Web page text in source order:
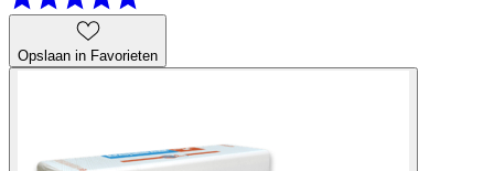
Opslaan in Favorieten